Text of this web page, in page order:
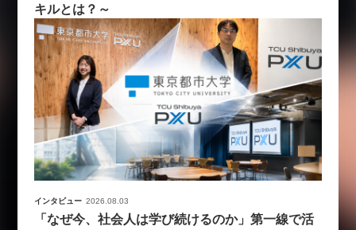
キルとは？～
インタビュー 2026.08.03
「なぜ今、社会人は学び続けるのか」第一線で活